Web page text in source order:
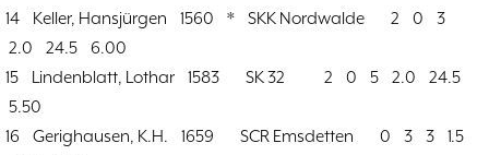
14 Keller, Hansjürgen 1560 * SKK Nordwalde 2 0 3
2.0 24.5 6.00
15 Lindenblatt, Lothar 1583 SK 32 2 0 5 2.0 24.5
5.50
16 Gerighausen, K.H. 1659 SCR Emsdetten 0 3 3 1.5